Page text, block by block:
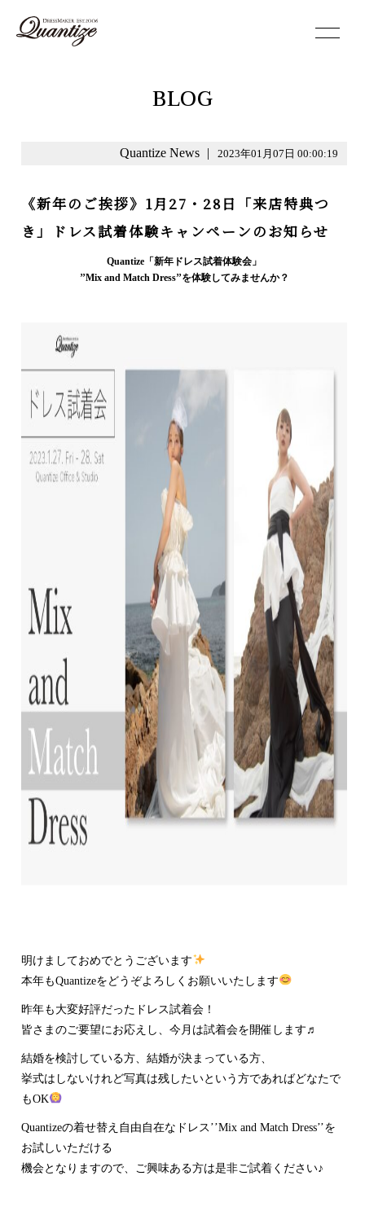
BLOG
Quantize News | 2023年01月07日 00:00:19
《新年のご挨拶》1月27・28日「来店特典つ
き」ドレス試着体験キャンペーンのお知らせ
Quantize「新年ドレス試着体験会」
’’Mix and Match Dress’’を体験してみませんか？
明けましておめでとうございます
本年もQuantizeをどうぞよろしくお願いいたします
昨年も大変好評だったドレス試着会！
皆さまのご要望にお応えし、今月は試着会を開催します♬
結婚を検討している方、結婚が決まっている方、
挙式はしないけれど写真は残したいという方であればどなたで
もOK
Quantizeの着せ替え自由自在なドレス’’Mix and Match Dress’’を
お試しいただける
機会となりますので、ご興味ある方は是非ご試着ください♪